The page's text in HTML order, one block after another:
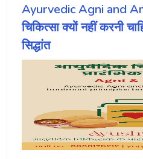
Ayurvedic Agni and
चिकित्सा क्यों नहीं करनी
सिद्धांत